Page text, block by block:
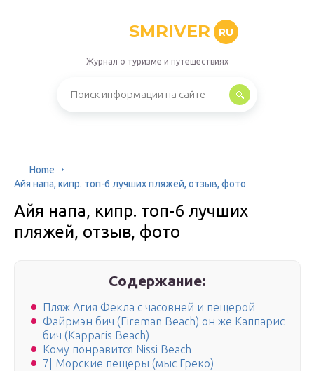
SMRIVER RU
Журнал о туризме и путешествиях
Home
Айя напа, кипр. топ-6 лучших пляжей, отзыв, фото
Айя напа, кипр. топ-6 лучших
пляжей, отзыв, фото
Содержание:
Пляж Агия Фекла с часовней и пещерой
Файрмэн бич (Fireman Beach) он же Каппарис
бич (Kapparis Beach)
Кому понравится Nissi Beach
7| Морские пещеры (мыс Греко)